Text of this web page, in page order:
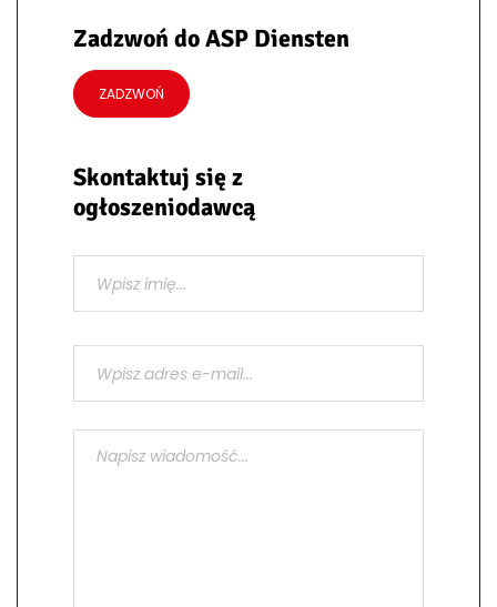
Zadzwoń do ASP Diensten
ZADZWOŃ
Skontaktuj się z
ogłoszeniodawcą